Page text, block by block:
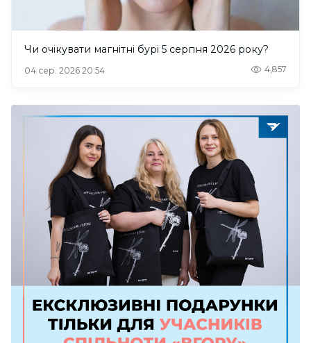
Чи очікувати магнітні бурі 5 серпня 2026 року?
04 сер. 2026 20:54 4,857